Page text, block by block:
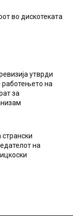
во дискотеката
утврди
работењето на
за
на